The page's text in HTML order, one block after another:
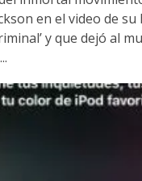
en el video de su
y que dejó al